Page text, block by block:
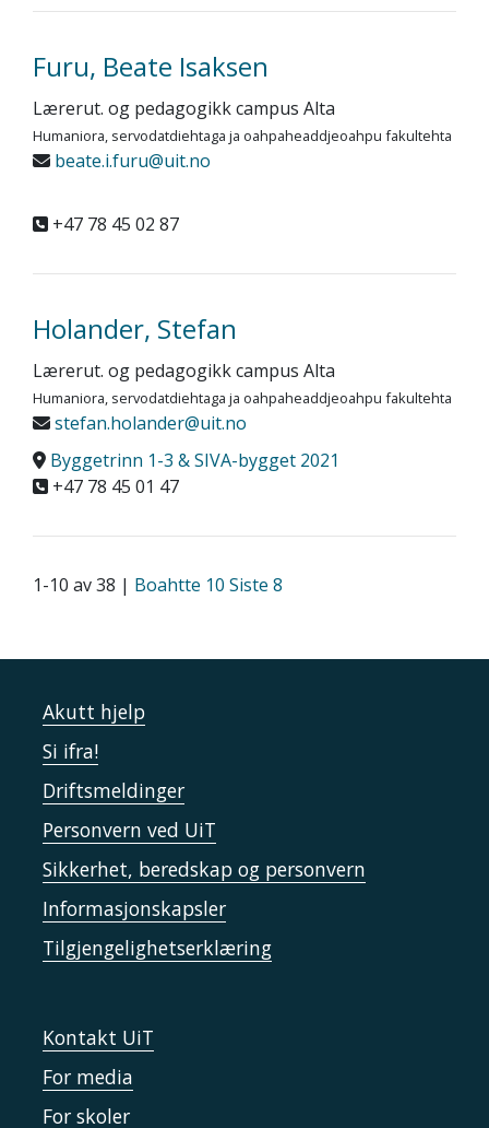
Furu, Beate Isaksen
Lærerut. og pedagogikk campus Alta
Humaniora, servodatdiehtaga ja oahpaheaddjeoahpu fakultehta
beate.i.furu@uit.no
+47 78 45 02 87
Holander, Stefan
Lærerut. og pedagogikk campus Alta
Humaniora, servodatdiehtaga ja oahpaheaddjeoahpu fakultehta
stefan.holander@uit.no
Byggetrinn 1-3 & SIVA-bygget 2021
+47 78 45 01 47
1-10 av 38 | Boahtte 10 Siste 8
Akutt hjelp
Si ifra!
Driftsmeldinger
Personvern ved UiT
Sikkerhet, beredskap og personvern
Informasjonskapsler
Tilgjengelighetserklæring
Kontakt UiT
For media
For skoler